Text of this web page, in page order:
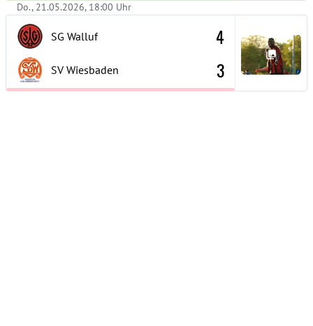
Do., 21.05.2026, 18:00 Uhr
SG Walluf
SV Wiesbaden
4
3